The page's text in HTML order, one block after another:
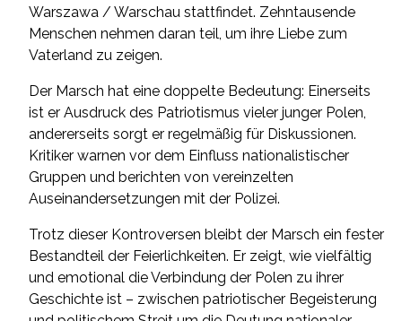
Warszawa / Warschau stattfindet. Zehntausende
Menschen nehmen daran teil, um ihre Liebe zum
Vaterland zu zeigen.
Der Marsch hat eine doppelte Bedeutung: Einerseits
ist er Ausdruck des Patriotismus vieler junger Polen,
andererseits sorgt er regelmäßig für Diskussionen.
Kritiker warnen vor dem Einfluss nationalistischer
Gruppen und berichten von vereinzelten
Auseinandersetzungen mit der Polizei.
Trotz dieser Kontroversen bleibt der Marsch ein fester
Bestandteil der Feierlichkeiten. Er zeigt, wie vielfältig
und emotional die Verbindung der Polen zu ihrer
Geschichte ist – zwischen patriotischer Begeisterung